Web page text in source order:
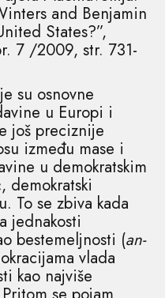
and Benjamin
States?”,
7 /2009, str. 731-
su osnovne
u Europi i
još preciznije
između mase i
u demokratskim
demokratski
To se zbiva kada
jednakosti
bestemeljnosti (an-
vlada
kao najviše